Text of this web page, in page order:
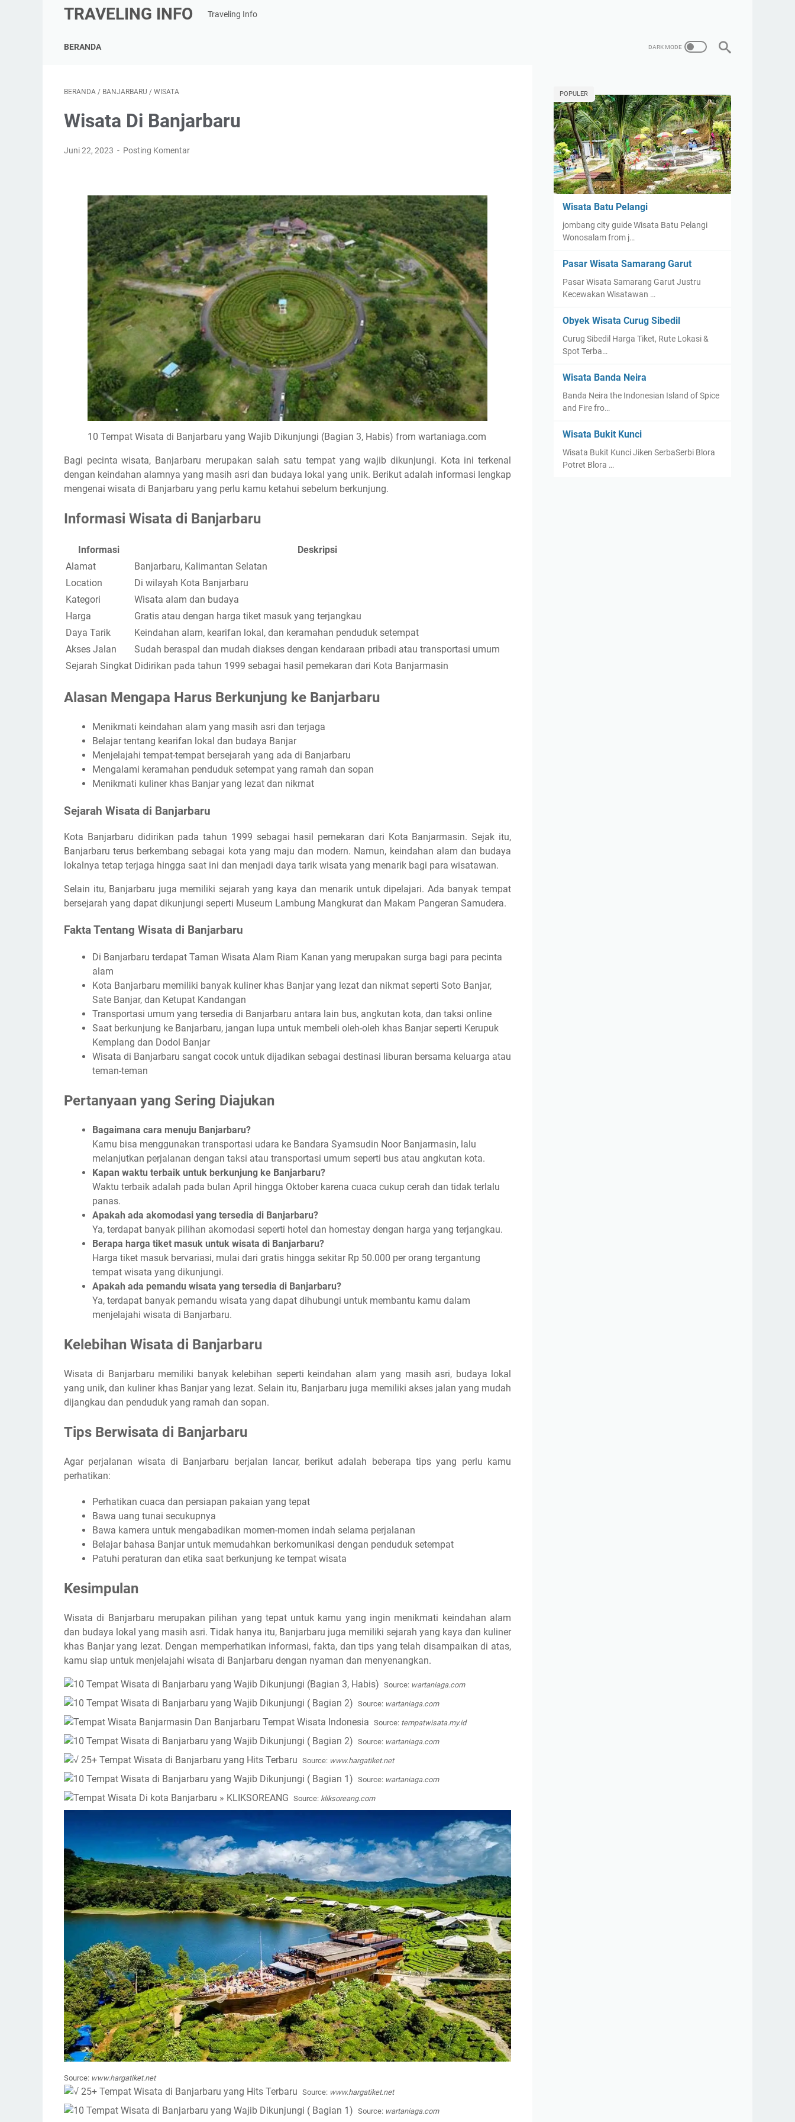
TRAVELING INFO Traveling Info
BERANDA
BERANDA / BANJARBARU / WISATA
Wisata Di Banjarbaru
Juni 22, 2023 Posting Komentar
10 Tempat Wisata di Banjarbaru yang Wajib Dikunjungi (Bagian 3, Habis) from wartaniaga.com
Bagi pecinta wisata, Banjarbaru merupakan salah satu tempat yang wajib dikunjungi. Kota ini terkenal
dengan keindahan alamnya yang masih asri dan budaya lokal yang unik. Berikut adalah informasi lengkap
mengenai wisata di Banjarbaru yang perlu kamu ketahui sebelum berkunjung.
Informasi Wisata di Banjarbaru
Informasi
Deskripsi
Alamat
Banjarbaru, Kalimantan Selatan
Location
Di wilayah Kota Banjarbaru
Kategori
Wisata alam dan budaya
Harga
Gratis atau dengan harga tiket masuk yang terjangkau
Daya Tarik
Keindahan alam, kearifan lokal, dan keramahan penduduk setempat
Akses Jalan
Sudah beraspal dan mudah diakses dengan kendaraan pribadi atau transportasi umum
Sejarah Singkat Didirikan pada tahun 1999 sebagai hasil pemekaran dari Kota Banjarmasin
Alasan Mengapa Harus Berkunjung ke Banjarbaru
Menikmati keindahan alam yang masih asri dan terjaga
Belajar tentang kearifan lokal dan budaya Banjar
Menjelajahi tempat-tempat bersejarah yang ada di Banjarbaru
Mengalami keramahan penduduk setempat yang ramah dan sopan
Menikmati kuliner khas Banjar yang lezat dan nikmat
Sejarah Wisata di Banjarbaru
Kota Banjarbaru didirikan pada tahun 1999 sebagai hasil pemekaran dari Kota Banjarmasin. Sejak itu,
Banjarbaru terus berkembang sebagai kota yang maju dan modern. Namun, keindahan alam dan budaya
lokalnya tetap terjaga hingga saat ini dan menjadi daya tarik wisata yang menarik bagi para wisatawan.
Selain itu, Banjarbaru juga memiliki sejarah yang kaya dan menarik untuk dipelajari. Ada banyak tempat
bersejarah yang dapat dikunjungi seperti Museum Lambung Mangkurat dan Makam Pangeran Samudera.
Fakta Tentang Wisata di Banjarbaru
Di Banjarbaru terdapat Taman Wisata Alam Riam Kanan yang merupakan surga bagi para pecinta
alam
Kota Banjarbaru memiliki banyak kuliner khas Banjar yang lezat dan nikmat seperti Soto Banjar,
Sate Banjar, dan Ketupat Kandangan
Transportasi umum yang tersedia di Banjarbaru antara lain bus, angkutan kota, dan taksi online
Saat berkunjung ke Banjarbaru, jangan lupa untuk membeli oleh-oleh khas Banjar seperti Kerupuk
Kemplang dan Dodol Banjar
Wisata di Banjarbaru sangat cocok untuk dijadikan sebagai destinasi liburan bersama keluarga atau
teman-teman
Pertanyaan yang Sering Diajukan
Bagaimana cara menuju Banjarbaru?
Kamu bisa menggunakan transportasi udara ke Bandara Syamsudin Noor Banjarmasin, lalu
melanjutkan perjalanan dengan taksi atau transportasi umum seperti bus atau angkutan kota.
Kapan waktu terbaik untuk berkunjung ke Banjarbaru?
Waktu terbaik adalah pada bulan April hingga Oktober karena cuaca cukup cerah dan tidak terlalu
panas.
Apakah ada akomodasi yang tersedia di Banjarbaru?
Ya, terdapat banyak pilihan akomodasi seperti hotel dan homestay dengan harga yang terjangkau.
Berapa harga tiket masuk untuk wisata di Banjarbaru?
Harga tiket masuk bervariasi, mulai dari gratis hingga sekitar Rp 50.000 per orang tergantung
tempat wisata yang dikunjungi.
Apakah ada pemandu wisata yang tersedia di Banjarbaru?
Ya, terdapat banyak pemandu wisata yang dapat dihubungi untuk membantu kamu dalam
menjelajahi wisata di Banjarbaru.
Kelebihan Wisata di Banjarbaru
Wisata di Banjarbaru memiliki banyak kelebihan seperti keindahan alam yang masih asri, budaya lokal
yang unik, dan kuliner khas Banjar yang lezat. Selain itu, Banjarbaru juga memiliki akses jalan yang mudah
dijangkau dan penduduk yang ramah dan sopan.
Tips Berwisata di Banjarbaru
Agar perjalanan wisata di Banjarbaru berjalan lancar, berikut adalah beberapa tips yang perlu kamu
perhatikan:
Perhatikan cuaca dan persiapan pakaian yang tepat
Bawa uang tunai secukupnya
Bawa kamera untuk mengabadikan momen-momen indah selama perjalanan
Belajar bahasa Banjar untuk memudahkan berkomunikasi dengan penduduk setempat
Patuhi peraturan dan etika saat berkunjung ke tempat wisata
Kesimpulan
Wisata di Banjarbaru merupakan pilihan yang tepat untuk kamu yang ingin menikmati keindahan alam
dan budaya lokal yang masih asri. Tidak hanya itu, Banjarbaru juga memiliki sejarah yang kaya dan kuliner
khas Banjar yang lezat. Dengan memperhatikan informasi, fakta, dan tips yang telah disampaikan di atas,
kamu siap untuk menjelajahi wisata di Banjarbaru dengan nyaman dan menyenangkan.
Source: wartaniaga.com
Source: wartaniaga.com
Source: tempatwisata.my.id
Source: wartaniaga.com
Source: www.hargatiket.net
Source: wartaniaga.com
Source: kliksoreang.com
Source: www.hargatiket.net
Source: www.hargatiket.net
Source: wartaniaga.com
POPULER
Wisata Batu Pelangi
jombang city guide Wisata Batu Pelangi
Wonosalam from j…
Pasar Wisata Samarang Garut
Pasar Wisata Samarang Garut Justru
Kecewakan Wisatawan …
Obyek Wisata Curug Sibedil
Curug Sibedil Harga Tiket, Rute Lokasi &
Spot Terba…
Wisata Banda Neira
Banda Neira the Indonesian Island of Spice
and Fire fro…
Wisata Bukit Kunci
Wisata Bukit Kunci Jiken SerbaSerbi Blora
Potret Blora …